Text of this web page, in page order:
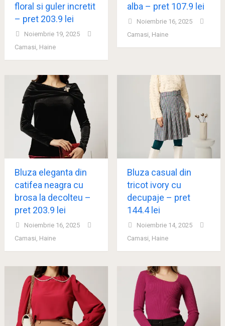
floral si guler incretit
– pret 203.9 lei
Noiembrie 19, 2025
Camasi Haine
alba – pret 107.9 lei
Noiembrie 16, 2025
Camasi Haine
Bluza eleganta din
catifea neagra cu
brosa la decolteu –
pret 203.9 lei
Noiembrie 16, 2025
Camasi Haine
Bluza casual din
tricot ivory cu
decupaje – pret
144.4 lei
Noiembrie 14, 2025
Camasi Haine